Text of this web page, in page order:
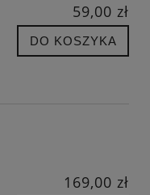
59,00 zł
DO KOSZYKA
169,00 zł